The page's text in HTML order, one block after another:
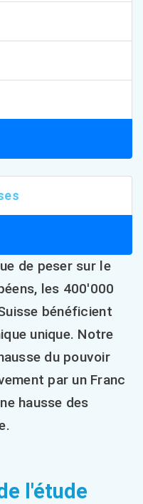
de peser sur le
les 400'000
bénéficient
unique. Notre
du pouvoir
par un Franc
hausse des
l'étude